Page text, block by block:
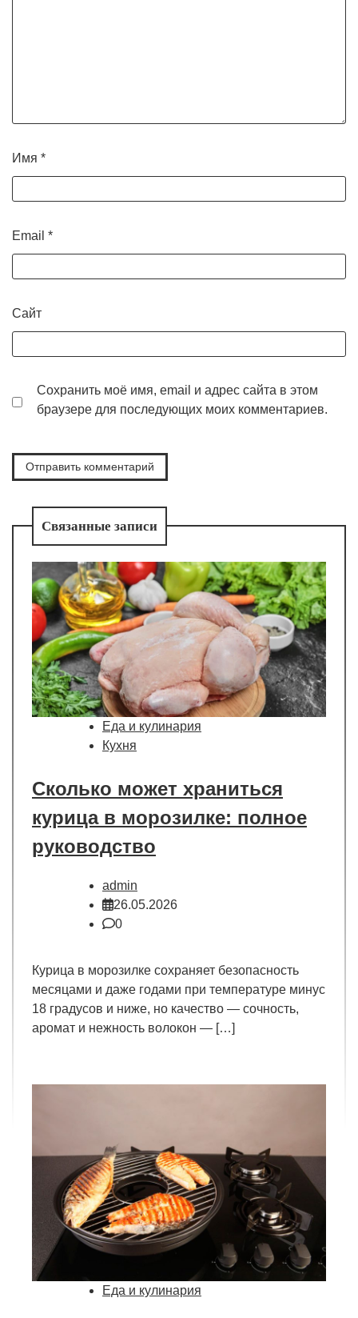
Имя *
Email *
Сайт
Сохранить моё имя, email и адрес сайта в этом
браузере для последующих моих комментариев.
Связанные записи
Еда и кулинария
Кухня
Сколько может храниться
курица в морозилке: полное
руководство
admin
26.05.2026
0
Курица в морозилке сохраняет безопасность
месяцами и даже годами при температуре минус
18 градусов и ниже, но качество — сочность,
аромат и нежность волокон — […]
Еда и кулинария